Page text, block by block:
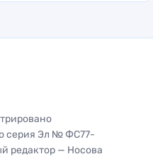
серия Эл № ФС77-
редактор — Носова